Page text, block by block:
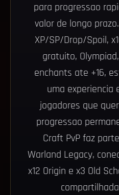
para progressao
valor de longo
XP/SP/Drop/Spoil,
gratuito,
enchants ate +16,
uma experiencia
jogadores que
progressao
Craft PvP faz
Warland Legacy,
x12 Origin e x3 Old